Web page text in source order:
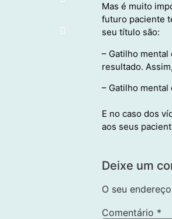
Mas é muito
futuro paciente
seu título são:
– Gatilho mental
resultado.
– Gatilho
E no caso dos
aos seus
Deixe um
O seu
Comentário *